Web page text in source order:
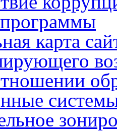
карта